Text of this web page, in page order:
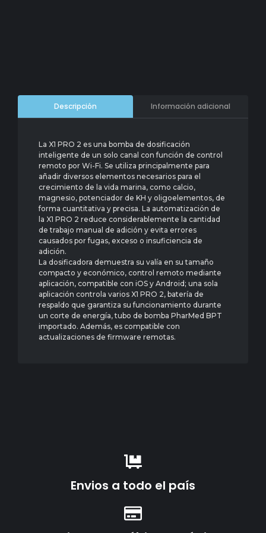
Descripción Información adicional
La X1 PRO 2 es una bomba de dosificación
inteligente de un solo canal con función de control
remoto por Wi-Fi. Se utiliza principalmente para
añadir diversos elementos necesarios para el
crecimiento de la vida marina, como calcio,
magnesio, potenciador de KH y oligoelementos, de
forma cuantitativa y precisa. La automatización de
la X1 PRO 2 reduce considerablemente la cantidad
de trabajo manual de adición y evita errores
causados ​​por fugas, exceso o insuficiencia de
adición.
La dosificadora demuestra su valía en su tamaño
compacto y económico, control remoto mediante
aplicación, compatible con iOS y Android; una sola
aplicación controla varios X1 PRO 2, batería de
respaldo que garantiza su funcionamiento durante
un corte de energía, tubo de bomba PharMed BPT
importado. Además, es compatible con
actualizaciones de firmware remotas.
Envios a todo el país